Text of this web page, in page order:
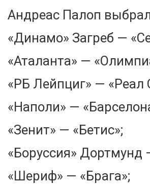
Андреас Палоп
«Динамо» Загреб —
«Аталанта» —
«РБ Лейпциг» — «Реал
«Наполи» —
«Зенит» — «Бетис»;
«Боруссия» Дортмунд
«Шериф» — «Брага»;